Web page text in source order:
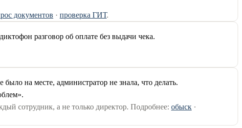
документов · проверка ГИТ.
разговор об оплате без выдачи чека.
на месте, администратор не знала, что делать.
сотрудник, а не только директор. Подробнее: обыск ·